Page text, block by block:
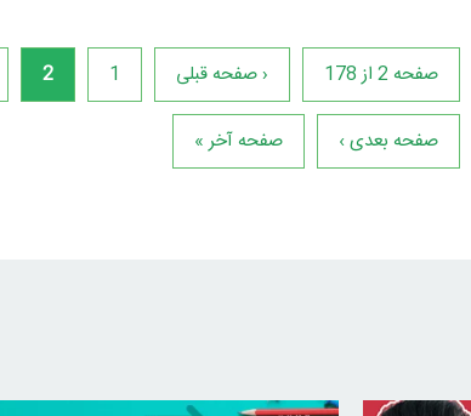
صفحه 2 از 178 ‹ صفحه قبلی 1
2
صفحه بعدی › صفحه آخر »